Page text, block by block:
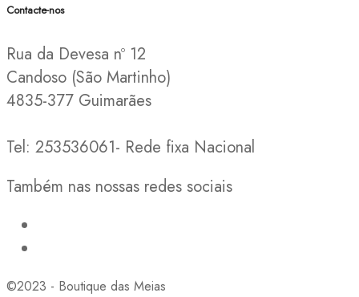
Contacte-nos
Rua da Devesa nº 12
Candoso (São Martinho)
4835-377 Guimarães
Tel: 253536061- Rede fixa Nacional
Também nas nossas redes sociais
©2023 - Boutique das Meias